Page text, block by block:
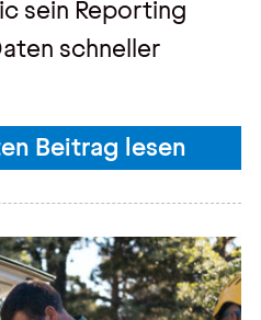
sein Reporting
schneller
Beitrag lesen